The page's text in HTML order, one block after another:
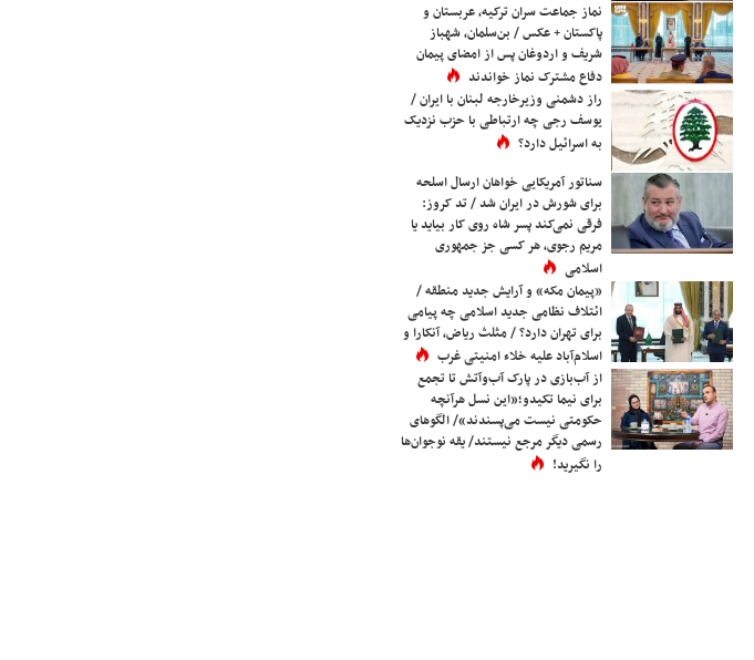
نماز جماعت سران ترکیه، عربستان و
پاکستان + عکس / بن‌سلمان، شهباز
شریف و اردوغان پس از امضای پیمان
دفاع مشترک نماز خواندند
راز دشمنی وزیرخارجه لبنان با ایران /
یوسف رجی چه ارتباطی با حزب نزدیک
به اسرائیل دارد؟
سناتور آمریکایی خواهان ارسال اسلحه
برای شورش در ایران شد / تد کروز:
فرقی نمی‌کند پسر شاه روی کار بیاید یا
مریم رجوی، هر کسی جز جمهوری
اسلامی
«پیمان مکه» و آرایش جدید منطقه /
ائتلاف نظامی جدید اسلامی چه پیامی
برای تهران دارد؟ / مثلث ریاض، آنکارا و
اسلام‌آباد علیه خلاء امنیتی غرب
از آب‌بازی در پارک آب‌وآتش تا تجمع
برای نیما تکیدو؛«این نسل هرآنچه
حکومتی نیست می‌پسندند»/ الگوهای
رسمی دیگر مرجع نیستند/ یقه نوجوان‌ها
را نگیرید!